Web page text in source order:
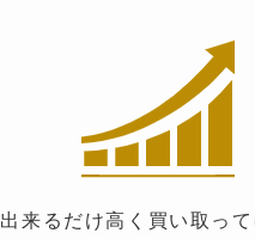
出来るだけ高く買い取っ